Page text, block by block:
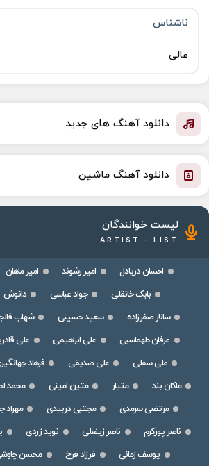
ناشناس
عالی
دانلود آهنگ های جدید
دانلود آهنگ ماشین
لیست خوانندگان
ARTIST - LIST
احسان دریادل امیر رشوند امیر ماهان
بابک خانقلی
جواد عباسی دانوش
سالار صفرزاده
سعید حسینی شهاب
عرفان طهماسبی
علی ابراهیمی علی
علی سفلی
علی صدیقی فرهاد
ماکان بند
متیار متین امینی محمد
مرتضی سرمدی
مجتبی دربیدی مهراد
ناصر پورکرم
ناصر زینعلی نوید زردی
یوسف زمانی
فرزاد فرخ محسن